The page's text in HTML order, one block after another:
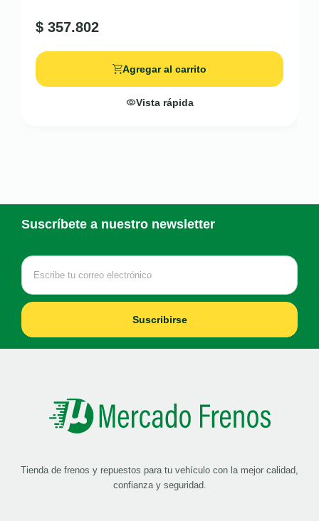
$ 357.802
Agregar al carrito
Vista rápida
Suscríbete a nuestro newsletter
Suscribirse
Tienda de frenos y repuestos para tu vehículo con la mejor calidad,
confianza y seguridad.